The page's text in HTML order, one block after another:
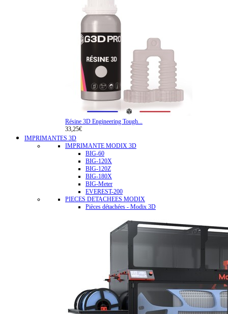
Résine 3D Engineering Tough...
33,25€
IMPRIMANTES 3D
IMPRIMANTE MODIX 3D
BIG-60
BIG-120X
BIG-120Z
BIG-180X
BIG-Meter
EVEREST-200
PIECES DETACHEES MODIX
Pièces détachées - Modix 3D